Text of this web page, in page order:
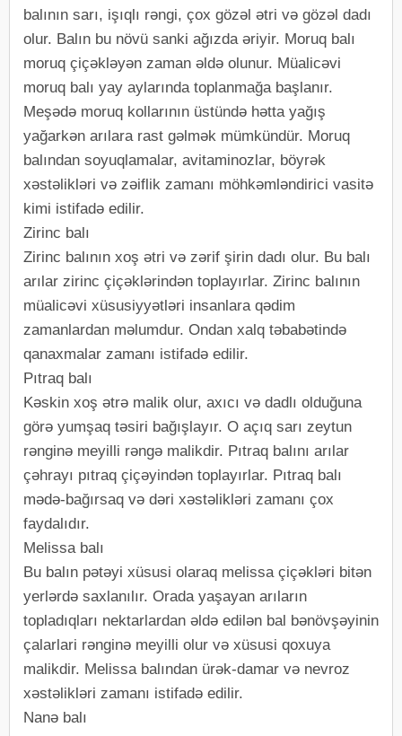
balının sarı, işıqlı rəngi, çox gözəl ətri və gözəl dadı
olur. Balın bu növü sanki ağızda əriyir. Moruq balı
moruq çiçəkləyən zaman əldə olunur. Müalicəvi
moruq balı yay aylarında toplanmağa başlanır.
Meşədə moruq kollarının üstündə hətta yağış
yağarkən arılara rast gəlmək mümkündür. Moruq
balından soyuqlamalar, avitaminozlar, böyrək
xəstəlikləri və zəiflik zamanı möhkəmləndirici vasitə
kimi istifadə edilir.
Zirinc balı
Zirinc balının xoş ətri və zərif şirin dadı olur. Bu balı
arılar zirinc çiçəklərindən toplayırlar. Zirinc balının
müalicəvi xüsusiyyətləri insanlara qədim
zamanlardan məlumdur. Ondan xalq təbabətində
qanaxmalar zamanı istifadə edilir.
Pıtraq balı
Kəskin xoş ətrə malik olur, axıcı və dadlı olduğuna
görə yumşaq təsiri bağışlayır. O açıq sarı zeytun
rənginə meyilli rəngə malikdir. Pıtraq balını arılar
çəhrayı pıtraq çiçəyindən toplayırlar. Pıtraq balı
mədə-bağırsaq və dəri xəstəlikləri zamanı çox
faydalıdır.
Melissa balı
Bu balın pətəyi xüsusi olaraq melissa çiçəkləri bitən
yerlərdə saxlanılır. Orada yaşayan arıların
topladıqları nektarlardan əldə edilən bal bənövşəyinin
çalarlari rənginə meyilli olur və xüsusi qoxuya
malikdir. Melissa balından ürək-damar və nevroz
xəstəlikləri zamanı istifadə edilir.
Nanə balı